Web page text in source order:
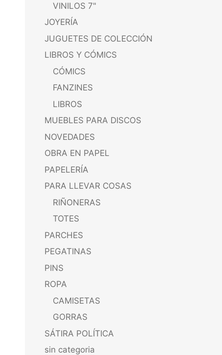
VINILOS 7"
JOYERÍA
JUGUETES DE COLECCIÓN
LIBROS Y CÓMICS
CÓMICS
FANZINES
LIBROS
MUEBLES PARA DISCOS
NOVEDADES
OBRA EN PAPEL
PAPELERÍA
PARA LLEVAR COSAS
RIÑONERAS
TOTES
PARCHES
PEGATINAS
PINS
ROPA
CAMISETAS
GORRAS
SÁTIRA POLÍTICA
sin categoria